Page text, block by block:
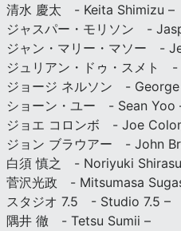
清水 慶太 - Keita Shimizu –
ジャスパー・モリソン -
ジャン・マリー・マソー -
ジュリアン・ドゥ・スメト
ジョージ ネルソン -
ショーン・ユー - Sean Yoo
ジョエ コロンボ - Joe
ジョン ブラウアー - John
白須 慎之 - Noriyuki
菅沢光政 - Mitsumasa
スタジオ 7.5 - Studio 7.5 –
隅井 徹 - Tetsu Sumii –